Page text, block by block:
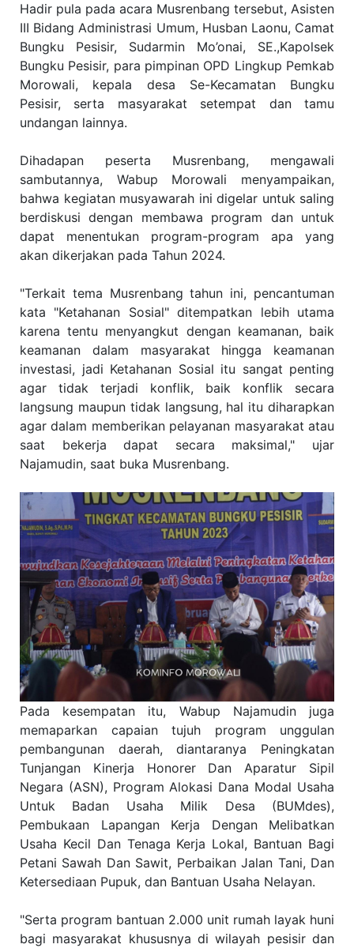
Hadir pula pada acara Musrenbang tersebut, Asisten
III Bidang Administrasi Umum, Husban Laonu, Camat
Bungku Pesisir, Sudarmin Mo’onai, SE.,Kapolsek
Bungku Pesisir, para pimpinan OPD Lingkup Pemkab
Morowali, kepala desa Se-Kecamatan Bungku
Pesisir, serta masyarakat setempat dan tamu
undangan lainnya.
Dihadapan peserta Musrenbang, mengawali
sambutannya, Wabup Morowali menyampaikan,
bahwa kegiatan musyawarah ini digelar untuk saling
berdiskusi dengan membawa program dan untuk
dapat menentukan program-program apa yang
akan dikerjakan pada Tahun 2024.
"Terkait tema Musrenbang tahun ini, pencantuman
kata "Ketahanan Sosial" ditempatkan lebih utama
karena tentu menyangkut dengan keamanan, baik
keamanan dalam masyarakat hingga keamanan
investasi, jadi Ketahanan Sosial itu sangat penting
agar tidak terjadi konflik, baik konflik secara
langsung maupun tidak langsung, hal itu diharapkan
agar dalam memberikan pelayanan masyarakat atau
saat bekerja dapat secara maksimal," ujar
Najamudin, saat buka Musrenbang.
Pada kesempatan itu, Wabup Najamudin juga
memaparkan capaian tujuh program unggulan
pembangunan daerah, diantaranya Peningkatan
Tunjangan Kinerja Honorer Dan Aparatur Sipil
Negara (ASN), Program Alokasi Dana Modal Usaha
Untuk Badan Usaha Milik Desa (BUMdes),
Pembukaan Lapangan Kerja Dengan Melibatkan
Usaha Kecil Dan Tenaga Kerja Lokal, Bantuan Bagi
Petani Sawah Dan Sawit, Perbaikan Jalan Tani, Dan
Ketersediaan Pupuk, dan Bantuan Usaha Nelayan.
"Serta program bantuan 2.000 unit rumah layak huni
bagi masyarakat khususnya di wilayah pesisir dan